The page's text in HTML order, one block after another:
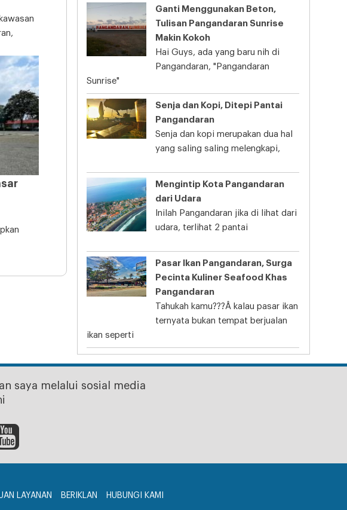
Ganti Menggunakan Beton,
Tulisan Pangandaran Sunrise
Makin Kokoh
Hai Guys, ada yang baru nih di
Pangandaran, "Pangandaran
Sunrise"
Senja dan Kopi, Ditepi Pantai
Pangandaran
Senja dan kopi merupakan dua hal
yang saling saling melengkapi,
Mengintip Kota Pangandaran
dari Udara
Inilah Pangandaran jika di lihat dari
udara, terlihat 2 pantai
Pasar Ikan Pangandaran, Surga
Pecinta Kuliner Seafood Khas
Pangandaran
Tahukah kamu???Â kalau pasar ikan
ternyata bukan tempat berjualan
ikan seperti
saya melalui sosial media
LAYANAN BERIKLAN HUBUNGI KAMI